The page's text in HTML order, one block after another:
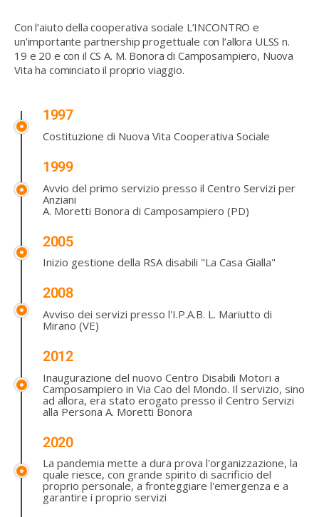
Con l’aiuto della cooperativa sociale L’INCONTRO e
un’importante partnership progettuale con l’allora ULSS n.
19 e 20 e con il CS A. M. Bonora di Camposampiero, Nuova
Vita ha cominciato il proprio viaggio.
1997
Costituzione di Nuova Vita Cooperativa Sociale
1999
Avvio del primo servizio presso il Centro Servizi per
Anziani
A. Moretti Bonora di Camposampiero (PD)
2005
Inizio gestione della RSA disabili "La Casa Gialla"
2008
Avviso dei servizi presso l'I.P.A.B. L. Mariutto di
Mirano (VE)
2012
Inaugurazione del nuovo Centro Disabili Motori a
Camposampiero in Via Cao del Mondo. Il servizio, sino
ad allora, era stato erogato presso il Centro Servizi
alla Persona A. Moretti Bonora
2020
La pandemia mette a dura prova l'organizzazione, la
quale riesce, con grande spirito di sacrificio del
proprio personale, a fronteggiare l'emergenza e a
garantire i proprio servizi